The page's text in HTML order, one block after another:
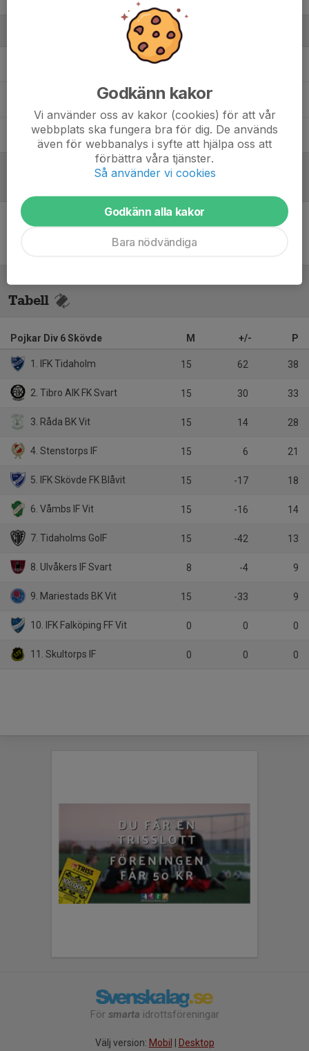
Ledare
Patrik ÅgrenLedare
Pär Lindström Ledare
Tabell
Pojkar Div 6 Skövde M +/- P
1. IFK Tidaholm 15 62 38
2. Tibro AIK FK Svart 15 30 33
3. Råda BK Vit 15 14 28
4. Stenstorps IF 15 6 21
5. IFK Skövde FK Blåvit 15 -17 18
6. Våmbs IF Vit 15 -16 14
7. Tidaholms GoIF 15 -42 13
8. Ulvåkers IF Svart 8 -4 9
9. Mariestads BK Vit 15 -33 9
10. IFK Falköping FF Vit 0 0 0
11. Skultorps IF 0 0 0
För smarta idrottsföreningar
Välj version: Mobil Desktop
Godkänn kakor
Vi använder oss av kakor (cookies) för att vår
webbplats ska fungera bra för dig. De används
även för webbanalys i syfte att hjälpa oss att
förbättra våra tjänster.
Så använder vi cookies
Godkänn alla kakor
Bara nödvändiga